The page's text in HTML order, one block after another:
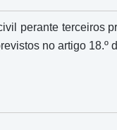
perante terceiros
no artigo 18.º